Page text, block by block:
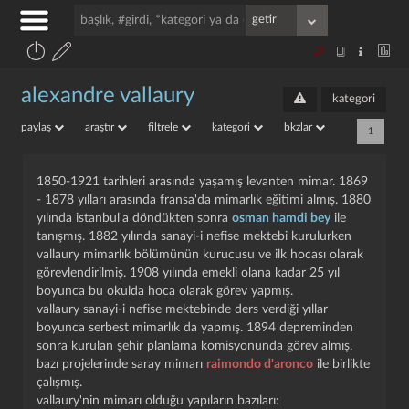
alexandre vallaury kategori
paylaş araştır filtrele kategori bkzlar 1
1850-1921 tarihleri arasında yaşamış levanten mimar. 1869
- 1878 yılları arasında fransa'da mimarlık eğitimi almış. 1880
yılında istanbul'a döndükten sonra osman hamdi bey ile
tanışmış. 1882 yılında sanayi-i nefise mektebi kurulurken
vallaury mimarlık bölümünün kurucusu ve ilk hocası olarak
görevlendirilmiş. 1908 yılında emekli olana kadar 25 yıl
boyunca bu okulda hoca olarak görev yapmış.
vallaury sanayi-i nefise mektebinde ders verdiği yıllar
boyunca serbest mimarlık da yapmış. 1894 depreminden
sonra kurulan şehir planlama komisyonunda görev almış.
bazı projelerinde saray mimarı raimondo d'aronco ile birlikte
çalışmış.
vallaury'nin mimarı olduğu yapıların bazıları: